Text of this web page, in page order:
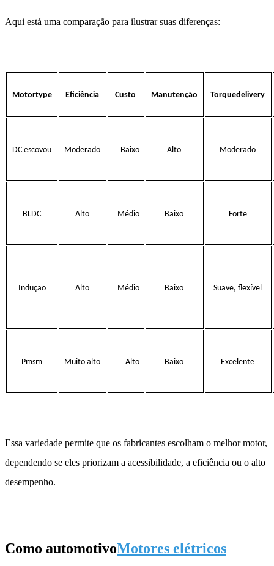
Aqui está uma comparação para ilustrar suas diferenças:
Motortype Eficiência Custo Manutenção Torquedelivery
DC escovou Moderado Baixo Alto Moderado
BLDC Alto Médio Baixo Forte
Indução Alto Médio Baixo Suave, flexível
Pmsm Muito alto Alto Baixo Excelente
Essa variedade permite que os fabricantes escolham o melhor motor,
dependendo se eles priorizam a acessibilidade, a eficiência ou o alto
desempenho.
Como automotivoMotores elétricos